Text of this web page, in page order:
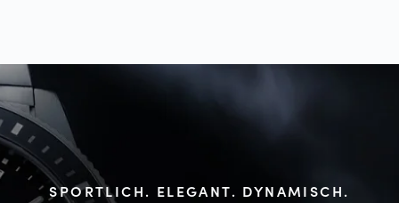
SPORTLICH. ELEGANT. DYNAMISCH.